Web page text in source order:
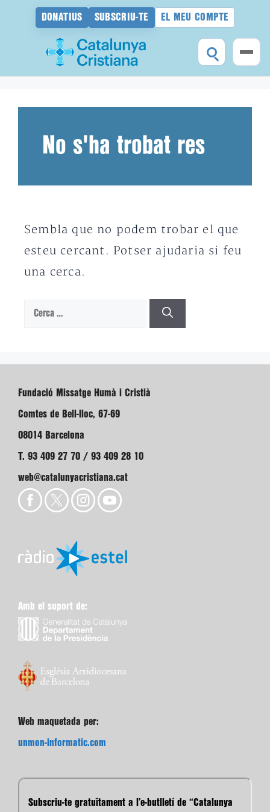
DONATIUS SUBSCRIU-TE EL MEU COMPTE
No s'ha trobat res
Sembla que no podem trobar el que
esteu cercant. Potser ajudaria si feu
una cerca.
Cerca:
Fundació Missatge Humà i Cristià
Comtes de Bell-lloc, 67-69
08014 Barcelona
T. 93 409 27 70 / 93 409 28 10
web@catalunyacristiana.cat
Amb el suport de:
Web maquetada per:
unmon-informatic.com
Subscriu-te gratuïtament a l’e-butlletí de “Catalunya